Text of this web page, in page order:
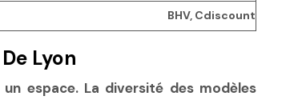
BHV, Cdiscount
Lyon
espace. La diversité des modèles